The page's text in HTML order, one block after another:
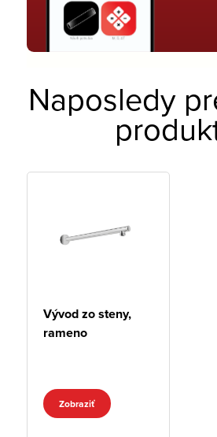
Naposledy
Vývod zo steny,
rameno
Zobraziť